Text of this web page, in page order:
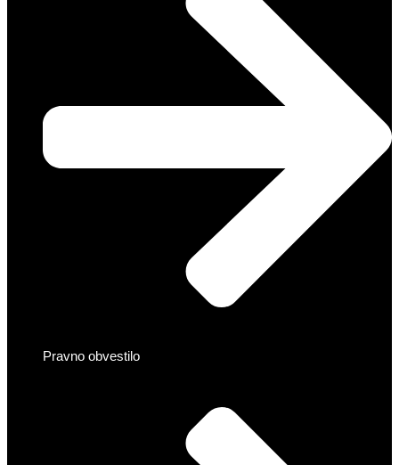
Pravno obvestilo